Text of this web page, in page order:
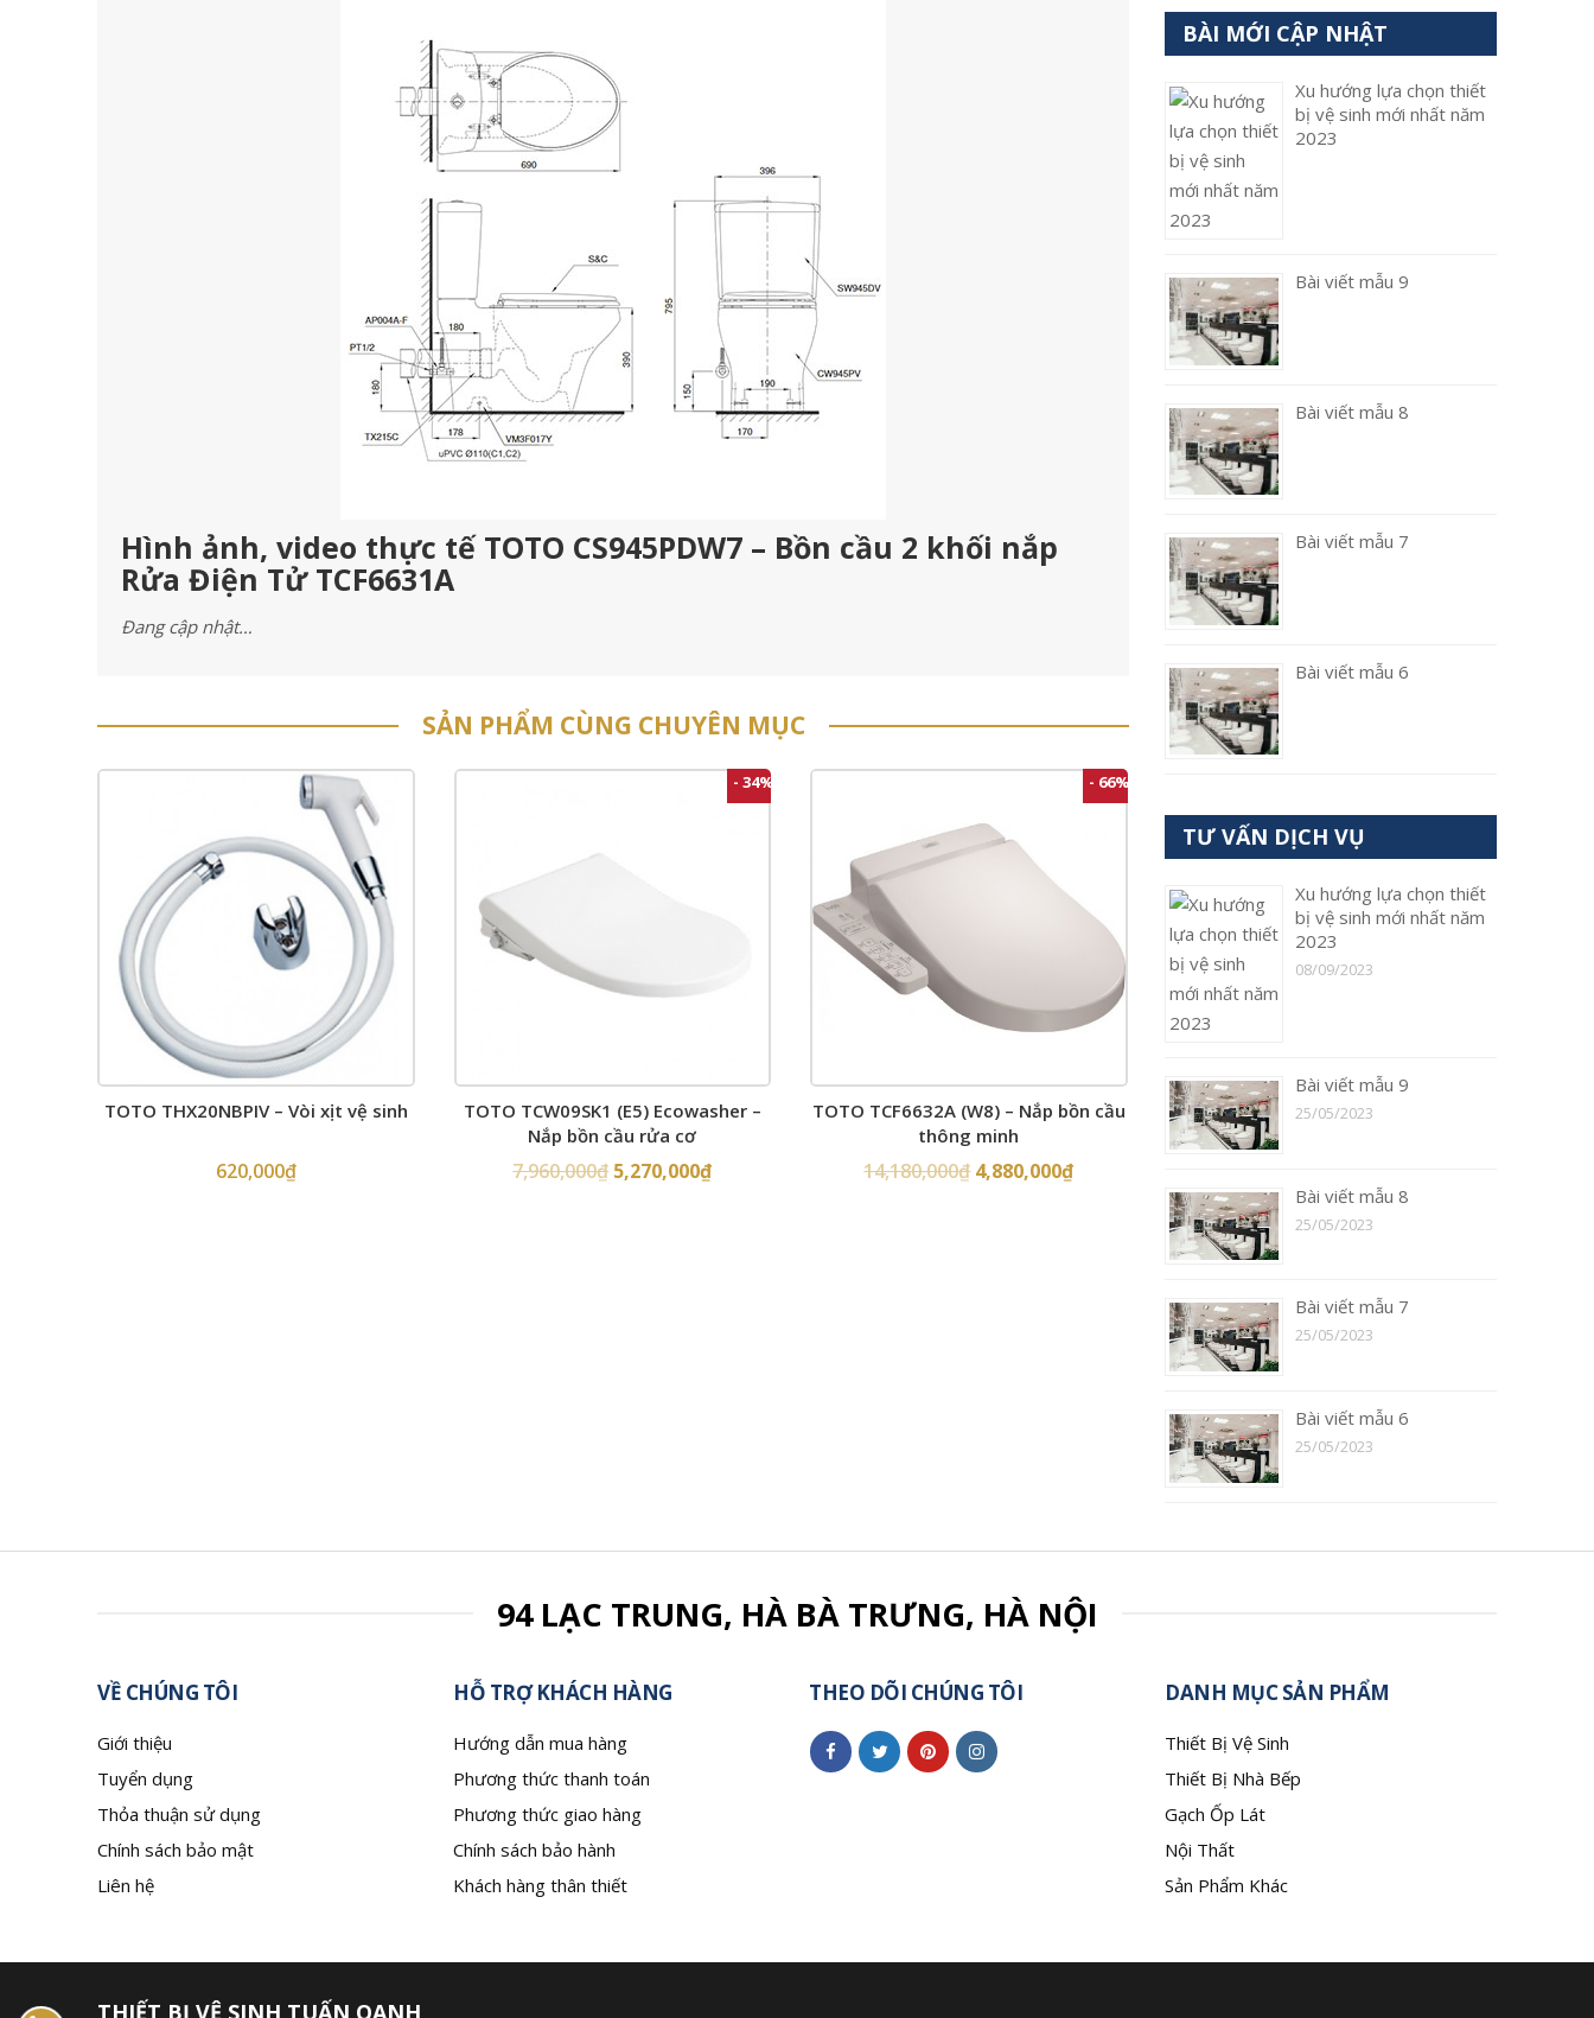
Hình ảnh, video thực tế TOTO CS945PDW7 – Bồn cầu 2 khối nắp
Rửa Điện Tử TCF6631A
Đang cập nhật…
SẢN PHẨM CÙNG CHUYÊN MỤC
TOTO THX20NBPIV – Vòi xịt vệ sinh
620,000₫
- 34%
TOTO TCW09SK1 (E5) Ecowasher –
Nắp bồn cầu rửa cơ
7,960,000₫ 5,270,000₫
- 66%
TOTO TCF6632A (W8) – Nắp bồn cầu
thông minh
14,180,000₫ 4,880,000₫
BÀI MỚI CẬP NHẬT
Xu hướng lựa chọn thiết
bị vệ sinh mới nhất năm
2023
Bài viết mẫu 9
Bài viết mẫu 8
Bài viết mẫu 7
Bài viết mẫu 6
TƯ VẤN DỊCH VỤ
Xu hướng lựa chọn thiết
bị vệ sinh mới nhất năm
2023
08/09/2023
Bài viết mẫu 9
25/05/2023
Bài viết mẫu 8
25/05/2023
Bài viết mẫu 7
25/05/2023
Bài viết mẫu 6
25/05/2023
94 LẠC TRUNG, HÀ BÀ TRƯNG, HÀ NỘI
VỀ CHÚNG TÔI
Giới thiệu
Tuyển dụng
Thỏa thuận sử dụng
Chính sách bảo mật
Liên hệ
HỖ TRỢ KHÁCH HÀNG
Hướng dẫn mua hàng
Phương thức thanh toán
Phương thức giao hàng
Chính sách bảo hành
Khách hàng thân thiết
THEO DÕI CHÚNG TÔI DANH MỤC SẢN PHẨM
Thiết Bị Vệ Sinh
Thiết Bị Nhà Bếp
Gạch Ốp Lát
Nội Thất
Sản Phẩm Khác
THIẾT BỊ VỆ SINH TUẤN OANH